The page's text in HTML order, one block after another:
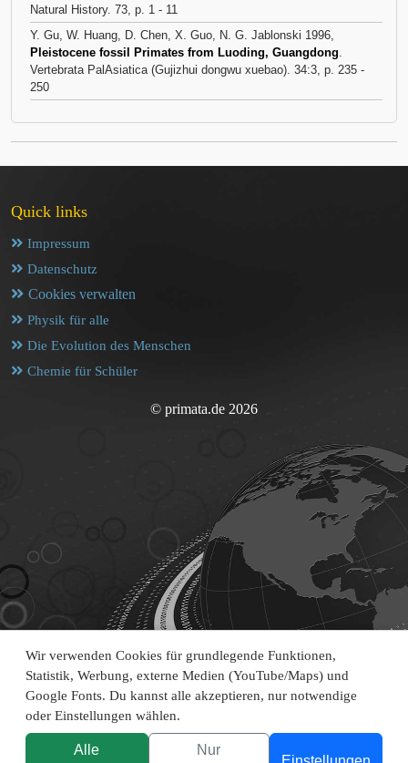
Wir verwenden Cookies für grundlegende Funktionen,
Statistik, Werbung, externe Medien (YouTube/Maps) und
Google Fonts. Du kannst alle akzeptieren, nur notwendige
oder Einstellungen wählen.
Alle Nur
Natural History. 73, p. 1 - 11
Y. Gu, W. Huang, D. Chen, X. Guo, N. G. Jablonski 1996,
Pleistocene fossil Primates from Luoding, Guangdong.
Vertebrata PalAsiatica (Gujizhui dongwu xuebao). 34:3, p. 235 -
250
Quick links
Impressum
Datenschutz
Cookies verwalten
Physik für alle
Die Evolution des Menschen
Chemie für Schüler
© primata.de 2026